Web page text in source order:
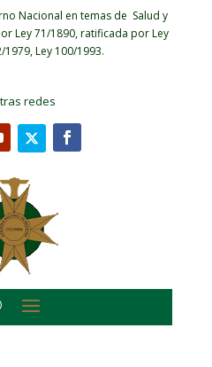
Nacional en temas de Salud y
Ley 71/1890, ratificada por Ley
1979, Ley 100/1993.
redes